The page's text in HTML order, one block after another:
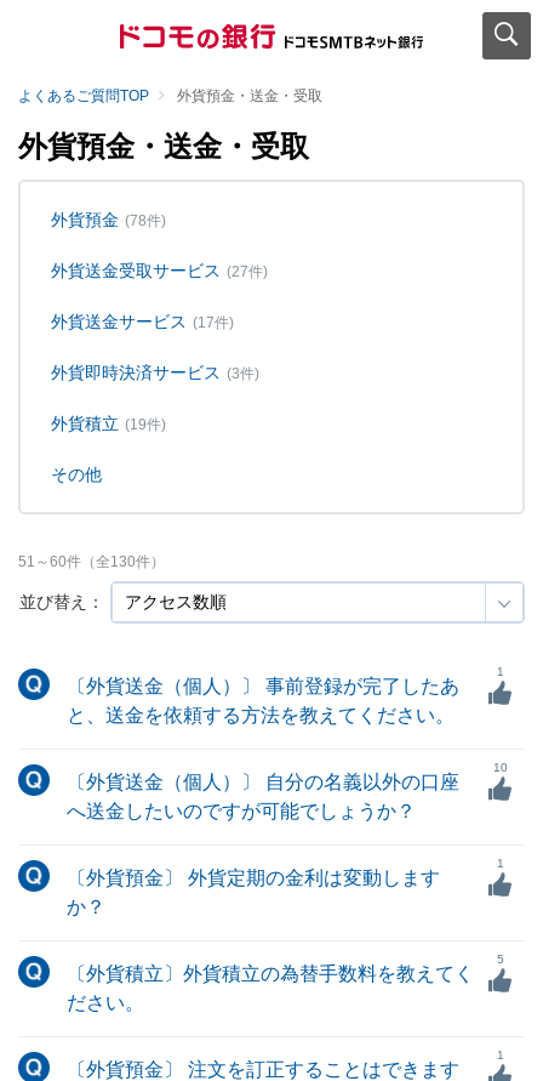
よくあるご質問TOP 外貨預金・送金・受取
外貨預金・送金・受取
外貨預金 (78件)
外貨送金受取サービス (27件)
外貨送金サービス (17件)
外貨即時決済サービス (3件)
外貨積立 (19件)
その他
並び替え：
51 ～60件（全130件）
〔外貨送金（個人）〕 事前登録が完了したあ
と、送金を依頼する方法を教えてください。
1
〔外貨送金（個人）〕 自分の名義以外の口座
へ送金したいのですが可能でしょうか？
10
〔外貨預金〕 外貨定期の金利は変動します
か？
1
〔外貨積立〕外貨積立の為替手数料を教えてく
ださい。
5
〔外貨預金〕 注文を訂正することはできます
1